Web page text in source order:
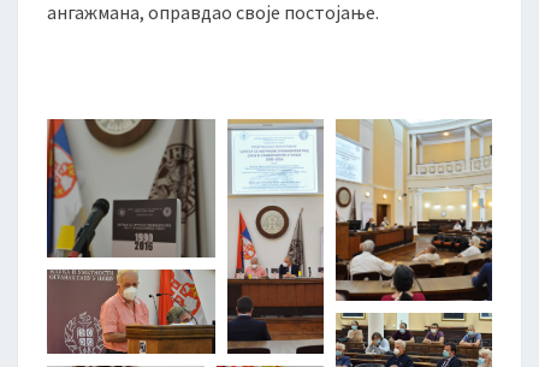
ангажмана, оправдао своје постојање.